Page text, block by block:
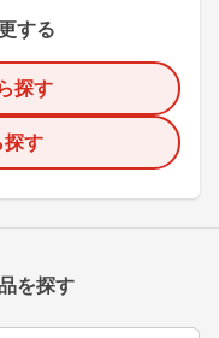
する
探す
探す
を探す